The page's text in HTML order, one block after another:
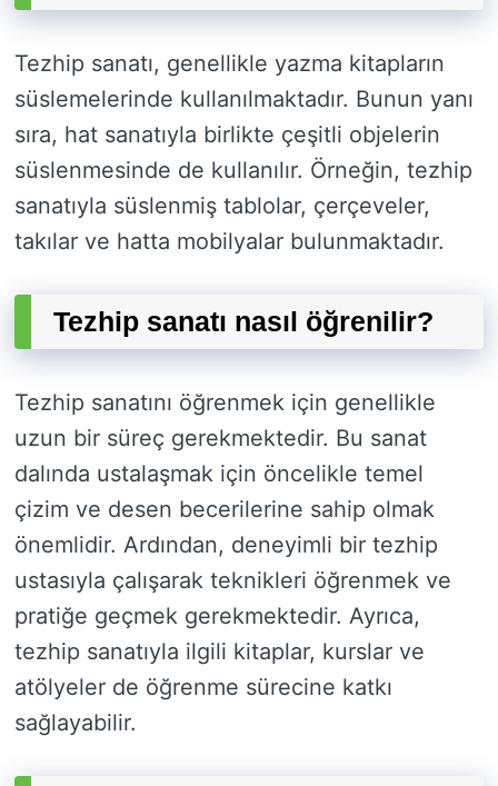
Tezhip sanatı, genellikle yazma kitapların
süslemelerinde kullanılmaktadır. Bunun yanı
sıra, hat sanatıyla birlikte çeşitli objelerin
süslenmesinde de kullanılır. Örneğin, tezhip
sanatıyla süslenmiş tablolar, çerçeveler,
takılar ve hatta mobilyalar bulunmaktadır.
Tezhip sanatı nasıl öğrenilir?
Tezhip sanatını öğrenmek için genellikle
uzun bir süreç gerekmektedir. Bu sanat
dalında ustalaşmak için öncelikle temel
çizim ve desen becerilerine sahip olmak
önemlidir. Ardından, deneyimli bir tezhip
ustasıyla çalışarak teknikleri öğrenmek ve
pratiğe geçmek gerekmektedir. Ayrıca,
tezhip sanatıyla ilgili kitaplar, kurslar ve
atölyeler de öğrenme sürecine katkı
sağlayabilir.